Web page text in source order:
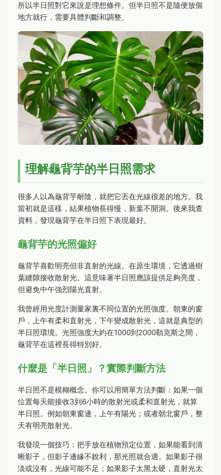
所以半日照對它來說是理想條件。但半日照不是隨便放個
地方就行，需要具體判斷和調整。
理解龜背芋的半日照需求
很多人以為龜背芋耐陰，就把它丟在光線很差的地方。我
當初就是這樣，結果植物長得慢，新葉不開洞。後來我查
資料，發現龜背芋在半日照下表現最好。
龜背芋的光照偏好
龜背芋喜歡明亮但非直射的光線。在原生環境，它透過樹
葉縫隙接收散射光。這意味著半日照應該提供足夠亮度，
但避免中午強烈陽光直射。
我曾經用光度計測量家裏不同位置的光照強度。朝東的窗
戶，上午有柔和直射光，下午變成散射光，這就是典型的
半日照環境。光照強度大約在1000到2000勒克斯之間，
龜背芋在這裡長得特別好。
什麼是「半日照」？實際判斷方法
半日照不是模糊概念。你可以用簡單方法判斷：如果一個
位置每天能接收3到6小時的散射光或柔和直射光，就算
半日照。例如朝東窗邊，上午有陽光；或者朝北窗戶，整
天有明亮散射光。
我發現一個技巧：把手放在植物預定位置，如果能看到清
晰影子，但影子邊緣不銳利，那光照就合適。如果影子很
淡或沒有，光線可能不足；如果影子太黑太硬，直射光太